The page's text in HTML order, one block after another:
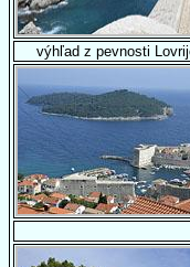
výhľad z pevnosti